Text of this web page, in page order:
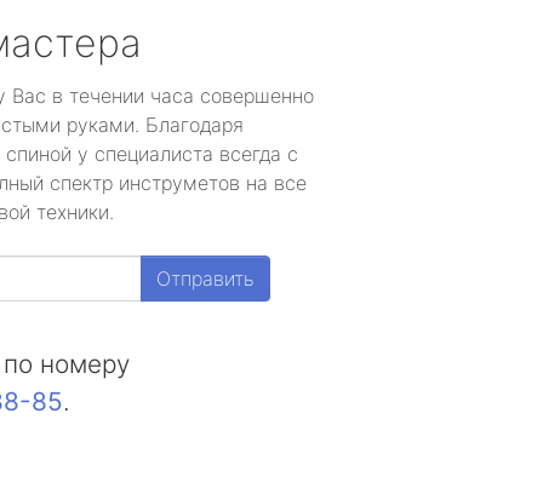
Вас в течении часа совершенно
руками. Благодаря
у специалиста всегда с
спектр инструметов на все
техники.
Отправить
номеру
85.